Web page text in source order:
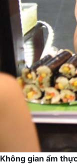
Không gian ẩm